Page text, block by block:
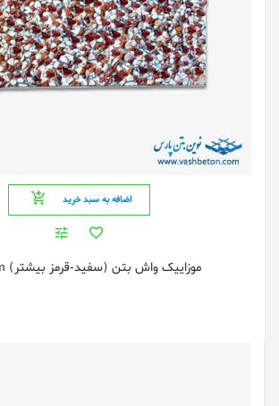
اضافه به سبد خرید
موزاییک واش بتن (سفید-قرمز بیشتر) 30x60cm